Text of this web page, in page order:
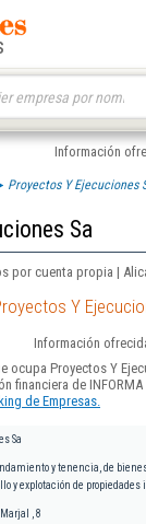
Información
Proyectos Y Ejecuciones
Sa
por cuenta propia |
Y
Información
ocupa Proyectos Y
financiera de INFORMA
de Empresas.
Sa
y tenencia, de
y explotación de
, 8